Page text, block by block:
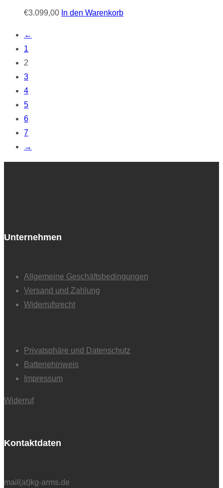
€3.099,00 In den Warenkorb
←
1
2
3
4
5
6
7
→
Unternehmen
Allgemeine Geschäftsbedingungen
Versand und Zahlung
Widerrufsrecht
Privatsphäre und Datenschutz
Batteriehinweis
Impressum
Widerruf
Kontaktdaten
mail(at)kg-arms.de